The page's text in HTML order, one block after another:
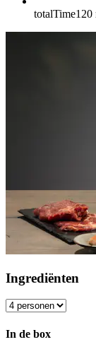
totalTime120
Ingrediënten
In de box